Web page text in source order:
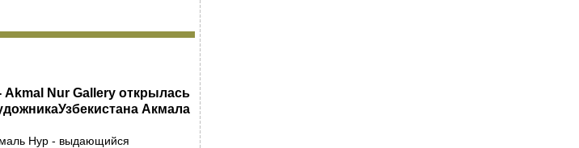
Nur Gallery открылась
Акмала
Нур - выдающийся